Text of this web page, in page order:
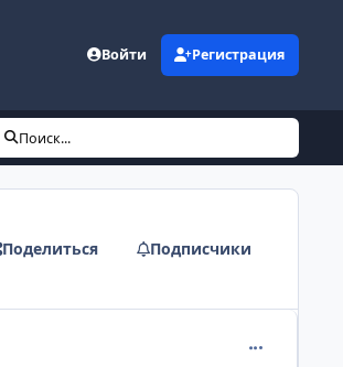
Войти Регистрация
Поиск...
Поделиться Подписчики